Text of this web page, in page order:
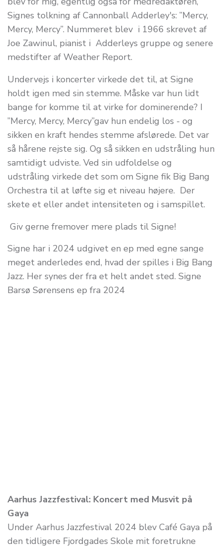
Signes tolkning af Cannonball Adderley's: ”Mercy,
Mercy, Mercy”. Nummeret blev i 1966 skrevet af
Joe Zawinul, pianist i Adderleys gruppe og senere
medstifter af Weather Report.
Undervejs i koncerter virkede det til, at Signe
holdt igen med sin stemme. Måske var hun lidt
bange for komme til at virke for dominerende? I
”Mercy, Mercy, Mercy”gav hun endelig los - og
sikken en kraft hendes stemme afslørede. Det var
så hårene rejste sig. Og så sikken en udstråling hun
samtidigt udviste. Ved sin udfoldelse og
udstråling virkede det som om Signe fik Big Bang
Orchestra til at løfte sig et niveau højere. Der
skete et eller andet intensiteten og i samspillet.
Giv gerne fremover mere plads til Signe!
Signe har i 2024 udgivet en ep med egne sange
meget anderledes end, hvad der spilles i Big Bang
Jazz. Her synes der fra et helt andet sted. Signe
Barsø Sørensens ep fra 2024
Aarhus Jazzfestival: Koncert med Musvit på
Gaya
Under Aarhus Jazzfestival 2024 blev Café Gaya på
den tidligere Fjordgades Skole mit foretrukne